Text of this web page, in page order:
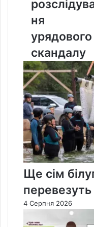
урядового
скандалу
ня
урядового
скандалу
Ще сім
4 Серпня 2026